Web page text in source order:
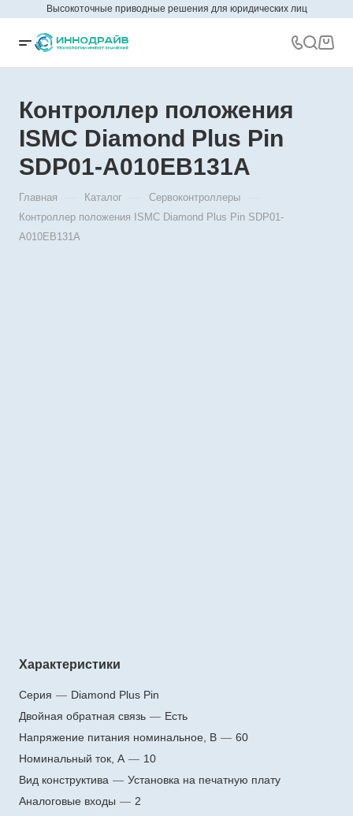
Высокоточные приводные решения для юридических лиц
Контроллер положения
ISMC Diamond Plus Pin
SDP01-A010EB131A
Главная Каталог Сервоконтроллеры
Контроллер положения ISMC Diamond Plus Pin SDP01-
A010EB131A
Характеристики
Серия — Diamond Plus Pin
Двойная обратная связь — Есть
Напряжение питания номинальное, В — 60
Номинальный ток, А — 10
Вид конструктива — Установка на печатную плату
Аналоговые входы — 2